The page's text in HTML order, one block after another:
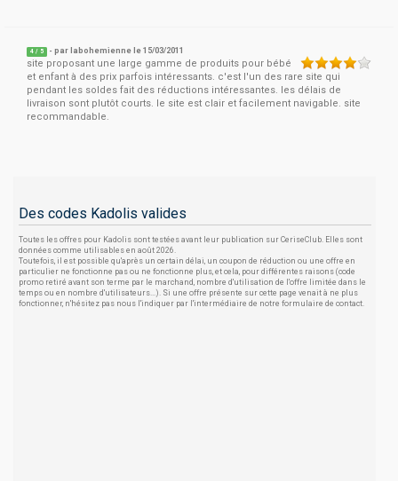
4 / 5 - par labohemienne le 15/03/2011
site proposant une large gamme de produits pour bébé
et enfant à des prix parfois intéressants. c'est l'un des rare site qui
pendant les soldes fait des réductions intéressantes. les délais de
livraison sont plutôt courts. le site est clair et facilement navigable. site
recommandable.
Des codes Kadolis valides
Toutes les offres pour Kadolis sont testées avant leur publication sur CeriseClub. Elles sont
données comme utilisables en août 2026.
Toutefois, il est possible qu'après un certain délai, un coupon de réduction ou une offre en
particulier ne fonctionne pas ou ne fonctionne plus, et cela, pour différentes raisons (code
promo retiré avant son terme par le marchand, nombre d'utilisation de l'offre limitée dans le
temps ou en nombre d'utilisateurs...). Si une offre présente sur cette page venait à ne plus
fonctionner, n'hésitez pas nous l'indiquer par l'intermédiaire de notre formulaire de contact.